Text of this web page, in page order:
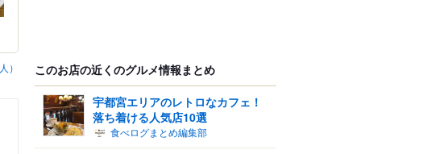
人）
このお店の近くのグルメ情報まとめ
宇都宮エリアのレトロなカフェ！
落ち着ける人気店10選
食べログまとめ編集部